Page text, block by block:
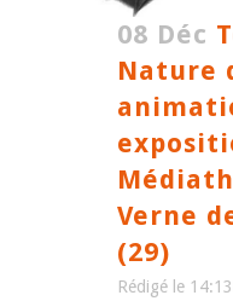
08 Déc
Nature
Verne
(29)
Rédigé le